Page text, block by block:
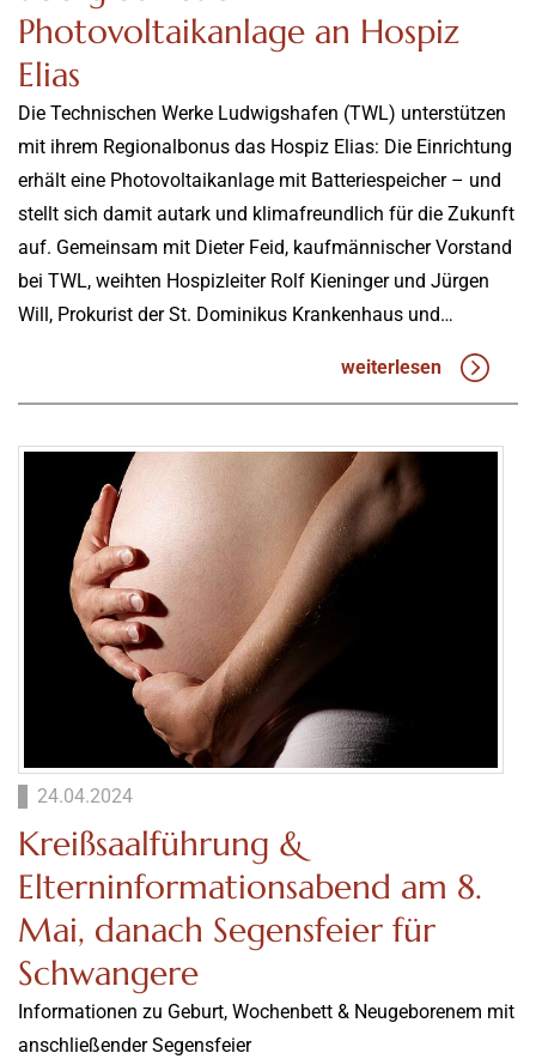
Photovoltaikanlage an Hospiz
Elias
Die Technischen Werke Ludwigshafen (TWL) unterstützen
mit ihrem Regionalbonus das Hospiz Elias: Die Einrichtung
erhält eine Photovoltaikanlage mit Batteriespeicher – und
stellt sich damit autark und klimafreundlich für die Zukunft
auf. Gemeinsam mit Dieter Feid, kaufmännischer Vorstand
bei TWL, weihten Hospizleiter Rolf Kieninger und Jürgen
Will, Prokurist der St. Dominikus Krankenhaus und…
weiterlesen
24.04.2024
Kreißsaalführung &
Elterninformationsabend am 8.
Mai, danach Segensfeier für
Schwangere
Informationen zu Geburt, Wochenbett & Neugeborenem mit
anschließender Segensfeier